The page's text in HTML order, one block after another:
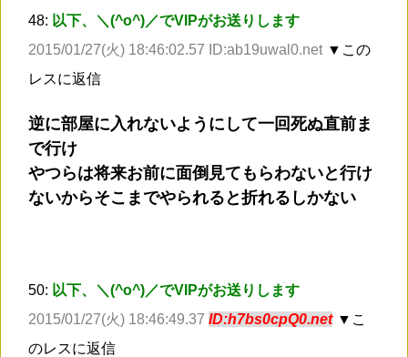
48: 以下、＼(^o^)／でVIPがお送りします
2015/01/27(火) 18:46:02.57 ID:ab19uwal0.net ▼この
レスに返信
逆に部屋に入れないようにして一回死ぬ直前ま
で行け
やつらは将来お前に面倒見てもらわないと行け
ないからそこまでやられると折れるしかない
50: 以下、＼(^o^)／でVIPがお送りします
2015/01/27(火) 18:46:49.37 ID:h7bs0cpQ0.net ▼こ
のレスに返信